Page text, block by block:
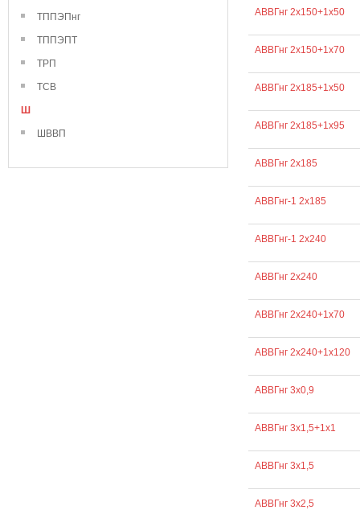
ТППЭПнг
ТППЭПТ
ТРП
ТСВ
Ш
ШВВП
АВВГнг 2х150+1х50
АВВГнг 2х150+1х70
АВВГнг 2х185+1х50
АВВГнг 2х185+1х95
АВВГнг 2х185
АВВГнг-1 2х185
АВВГнг-1 2х240
АВВГнг 2х240
АВВГнг 2х240+1х70
АВВГнг 2х240+1х120
АВВГнг 3х0,9
АВВГнг 3х1,5+1х1
АВВГнг 3х1,5
АВВГнг 3х2,5